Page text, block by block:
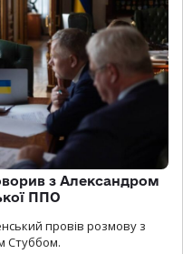
з Александром
ППО
провів розмову з
Стуббом.